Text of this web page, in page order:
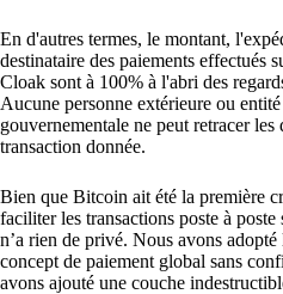
En d'autres termes, le montant,
destinataire des paiements effectués
Cloak sont à 100% à l'abri des
Aucune personne extérieure ou entité
gouvernementale ne peut retracer les
transaction donnée.
Bien que Bitcoin ait été la première
faciliter les transactions poste à poste
n’a rien de privé. Nous avons adopté
concept de paiement global sans
avons ajouté une couche